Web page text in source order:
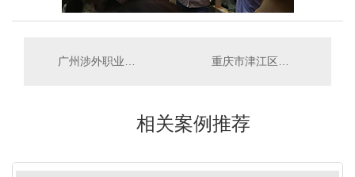
广州涉外职业技术学院交流结构设计 重庆市津江区党政干部到乐品参观
相关案例推荐